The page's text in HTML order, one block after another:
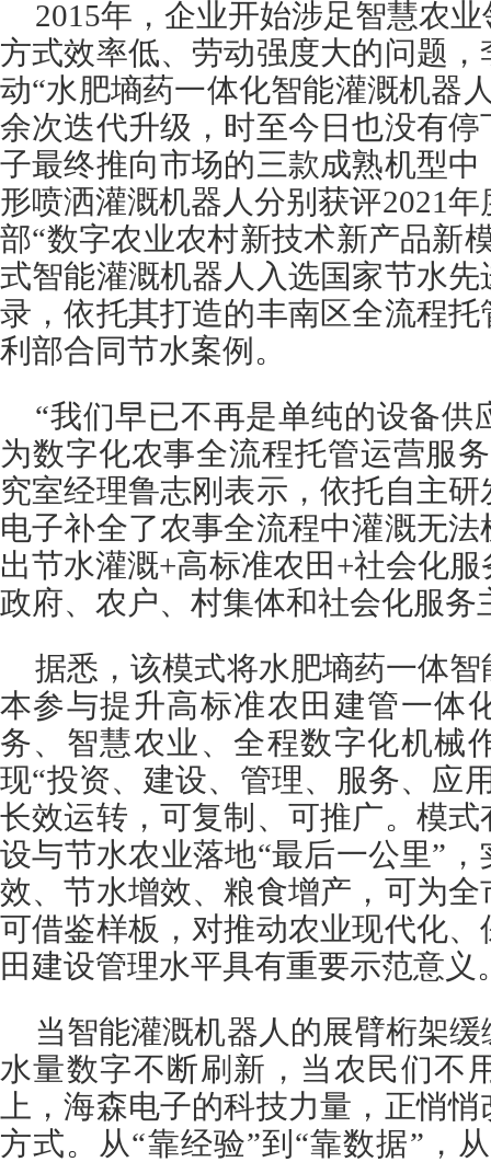
2015年，企业开始涉足智慧农
方式效率低、劳动强度大的问题
动“水肥墒药一体化智能灌溉机器
余次迭代升级，时至今日也没有
子最终推向市场的三款成熟机型
形喷洒灌溉机器人分别获评2021
部“数字农业农村新技术新产品新
式智能灌溉机器人入选国家节水
录，依托其打造的丰南区全流程
利部合同节水案例。
“我们早已不再是单纯的设备供
为数字化农事全流程托管运营服
究室经理鲁志刚表示，依托自主
电子补全了农事全流程中灌溉无
出节水灌溉+高标准农田+社会化
政府、农户、村集体和社会化服务
据悉，该模式将水肥墒药一体
本参与提升高标准农田建管一体
务、智慧农业、全程数字化机械
现“投资、建设、管理、服务、应
长效运转，可复制、可推广。模
设与节水农业落地“最后一公里”
效、节水增效、粮食增产，可为
可借鉴样板，对推动农业现代化
田建设管理水平具有重要示范意义
当智能灌溉机器人的展臂桁架
水量数字不断刷新，当农民们不
上，海森电子的科技力量，正悄
方式。从“靠经验”到“靠数据”，